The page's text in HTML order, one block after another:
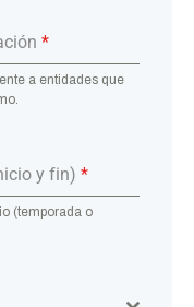
*
a entidades que
y fin) *
(temporada o